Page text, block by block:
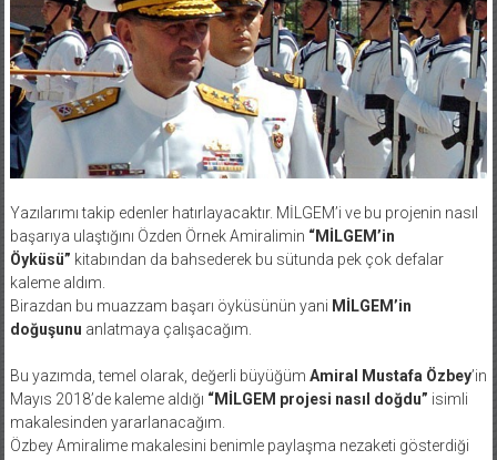
Yazılarımı takip edenler hatırlayacaktır. MİLGEM’i ve bu projenin nasıl
başarıya ulaştığını Özden Örnek Amiralimin “MİLGEM’in
Öyküsü” kitabından da bahsederek bu sütunda pek çok defalar
kaleme aldım.
Birazdan bu muazzam başarı öyküsünün yani MİLGEM’in
doğuşunu anlatmaya çalışacağım.
Bu yazımda, temel olarak, değerli büyüğüm Amiral Mustafa Özbey’in
Mayıs 2018’de kaleme aldığı “MİLGEM projesi nasıl doğdu” isimli
makalesinden yararlanacağım.
Özbey Amiralime makalesini benimle paylaşma nezaketi gösterdiği